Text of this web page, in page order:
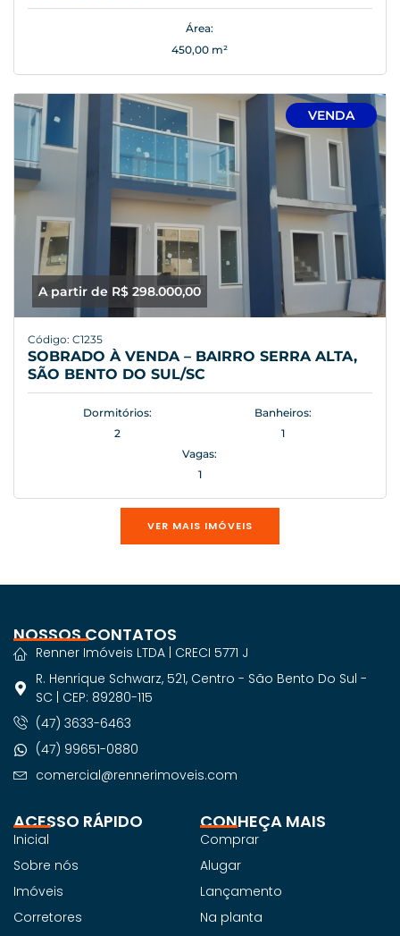
Área:
450,00 m²
A partir de R$ 298.000,00
VENDA
Código: C1235
SOBRADO À VENDA – BAIRRO SERRA ALTA,
SÃO BENTO DO SUL/SC
Dormitórios:
2
Banheiros:
1
Vagas:
1
VER MAIS IMÓVEIS
ACESSO RÁPIDO
Inicial
Sobre nós
Imóveis
Corretores
CONHEÇA MAIS
Comprar
Alugar
Lançamento
Na planta
NOSSOS CONTATOS
Renner Imóveis LTDA | CRECI 5771 J
R. Henrique Schwarz, 521, Centro - São Bento Do Sul -
SC | CEP: 89280-115
(47) 3633-6463
(47) 99651-0880
comercial@rennerimoveis.com